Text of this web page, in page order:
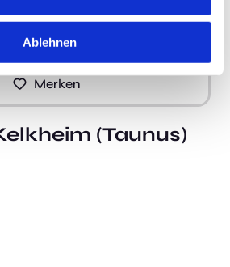
Ablehnen
schnell bewerben
Merken
(Taunus)